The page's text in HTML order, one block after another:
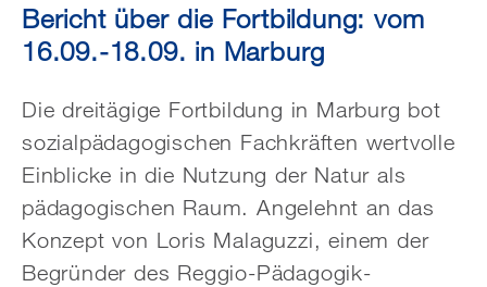
Bericht über die Fortbildung: vom
16.09.-18.09. in Marburg
Die dreitägige Fortbildung in Marburg bot
sozialpädagogischen Fachkräften wertvolle
Einblicke in die Nutzung der Natur als
pädagogischen Raum. Angelehnt an das
Konzept von Loris Malaguzzi, einem der
Begründer des Reggio-Pädagogik-